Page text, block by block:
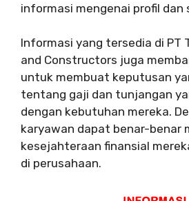
informasi mengenai profil dan
Informasi yang tersedia di PT
and Constructors juga
untuk membuat keputusan
tentang gaji dan tunjangan
dengan kebutuhan mereka.
karyawan dapat benar-benar
kesejahteraan finansial
di perusahaan.